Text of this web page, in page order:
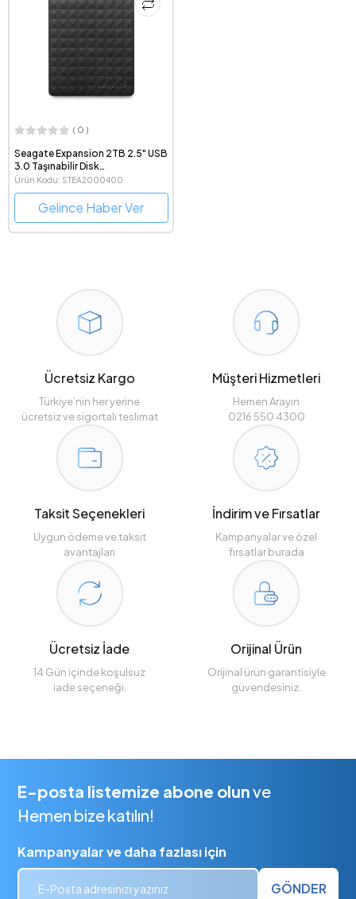
( 0 )
Seagate Expansion 2TB 2.5" USB
3.0 Taşınabilir Disk
STEA2000400
Ürün Kodu: STEA2000400
Gelince Haber Ver
Ücretsiz Kargo
Türkiye’nin her yerine
ücretsiz ve sigortalı teslimat
Müşteri Hizmetleri
Hemen Arayın
0216 550 4300
Taksit Seçenekleri
Uygun ödeme ve taksit
avantajları
İndirim ve Fırsatlar
Kampanyalar ve özel
fırsatlar burada
Ücretsiz İade
14 Gün içinde koşulsuz
iade seçeneği.
Orijinal Ürün
Orijinal ürün garantisiyle
güvendesiniz.
E-posta listemize abone olunve
Hemen bize katılın!
Kampanyalar ve daha fazlası için
GÖNDER